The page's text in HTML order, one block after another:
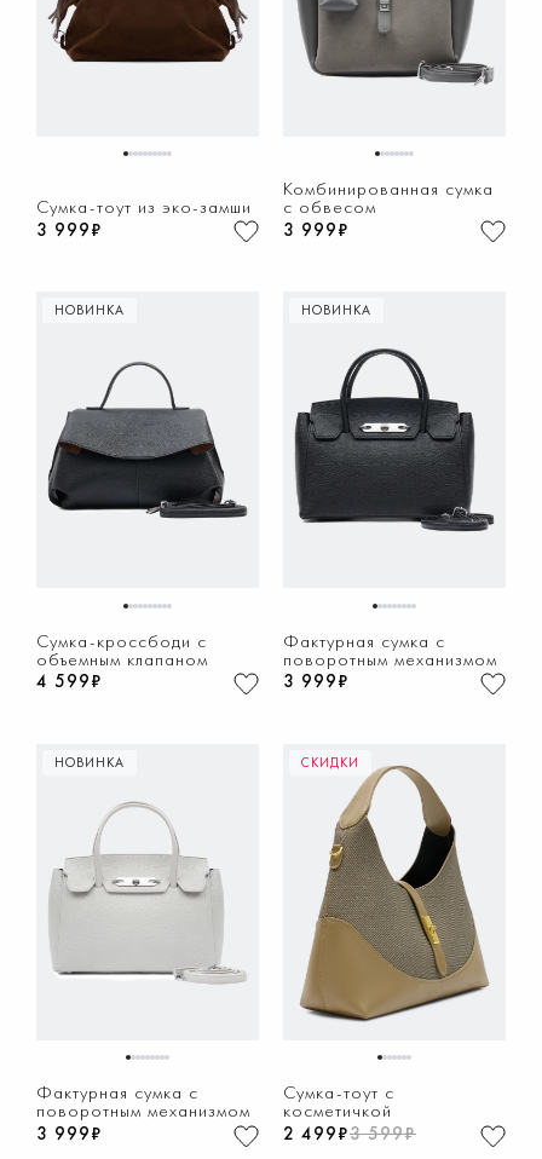
12345678910
Сумка-тоут из эко-замши
3 999₽
12345678
Комбинированная сумка
с обвесом
3 999₽
НОВИНКА
12345678910
Сумка-кроссбоди с
объемным клапаном
4 599₽
НОВИНКА
123456789
Фактурная сумка с
поворотным механизмом
3 999₽
НОВИНКА
123456789
Фактурная сумка с
поворотным механизмом
3 999₽
СКИДКИ
1234567
Сумка-тоут с
косметичкой
2 499₽3 599₽